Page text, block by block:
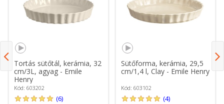
Tortás sütőtál, kerámia, 32
cm/3L, agyag - Emile
Henry
Kód: 603202
(6)
Sütőforma, kerámia, 29,5
cm/1,4 l, Clay - Emile Henry
Kód: 603102
(4)